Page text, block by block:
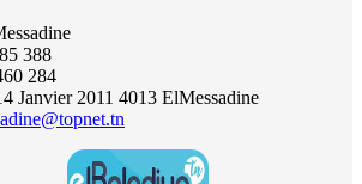
388
284
Janvier 2011 4013 ElMessadine